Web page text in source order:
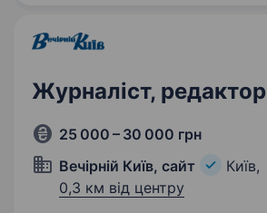
Журналіст, редактор
25 000 – 30 000 грн
Вечірній Київ, сайт
Київ,
0,3 км від центру